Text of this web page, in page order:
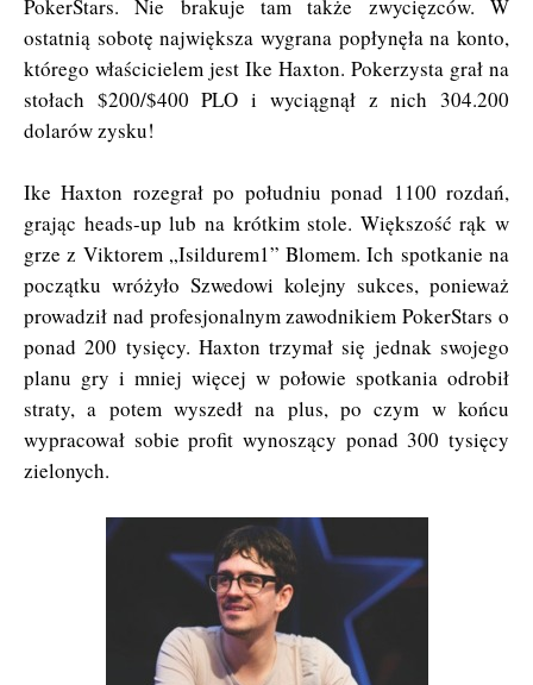
PokerStars. Nie brakuje tam także zwycięzców. W
ostatnią sobotę największa wygrana popłynęła na konto,
którego właścicielem jest Ike Haxton. Pokerzysta grał na
stołach $200/$400 PLO i wyciągnął z nich 304.200
dolarów zysku!
Ike Haxton rozegrał po południu ponad 1100 rozdań,
grając heads-up lub na krótkim stole. Większość rąk w
grze z Viktorem „Isildurem1” Blomem. Ich spotkanie na
początku wróżyło Szwedowi kolejny sukces, ponieważ
prowadził nad profesjonalnym zawodnikiem PokerStars o
ponad 200 tysięcy. Haxton trzymał się jednak swojego
planu gry i mniej więcej w połowie spotkania odrobił
straty, a potem wyszedł na plus, po czym w końcu
wypracował sobie profit wynoszący ponad 300 tysięcy
zielonych.